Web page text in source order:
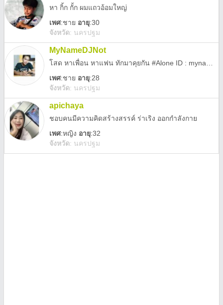
หา กิ้ก กั้ก ผมแถวอ้อมใหญ่
เพศ:ชาย อายุ:30
จังหวัด: นครปฐม
MyNameDJNot
เพศ:ชาย อายุ:28
จังหวัด: นครปฐม
apichaya
ชอบคนมีความคิดสร้างสรรค์ ร่าเริง ออกกำลังกาย
เพศ:หญิง อายุ:32
จังหวัด: นครปฐม